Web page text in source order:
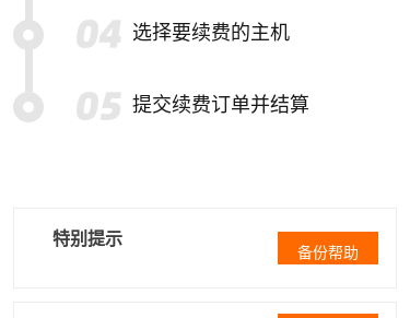
选择要续费的主机
提交续费订单并结算
特别提示
备份帮助